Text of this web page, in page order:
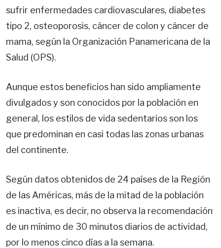
sufrir enfermedades cardiovasculares, diabetes
tipo 2, osteoporosis, cáncer de colon y cáncer de
mama, según la Organización Panamericana de la
Salud (OPS).
Aunque estos beneficios han sido ampliamente
divulgados y son conocidos por la población en
general, los estilos de vida sedentarios son los
que predominan en casi todas las zonas urbanas
del continente.
Según datos obtenidos de 24 países de la Región
de las Américas, más de la mitad de la población
es inactiva, es decir, no observa la recomendación
de un mínimo de 30 minutos diarios de actividad,
por lo menos cinco días a la semana.